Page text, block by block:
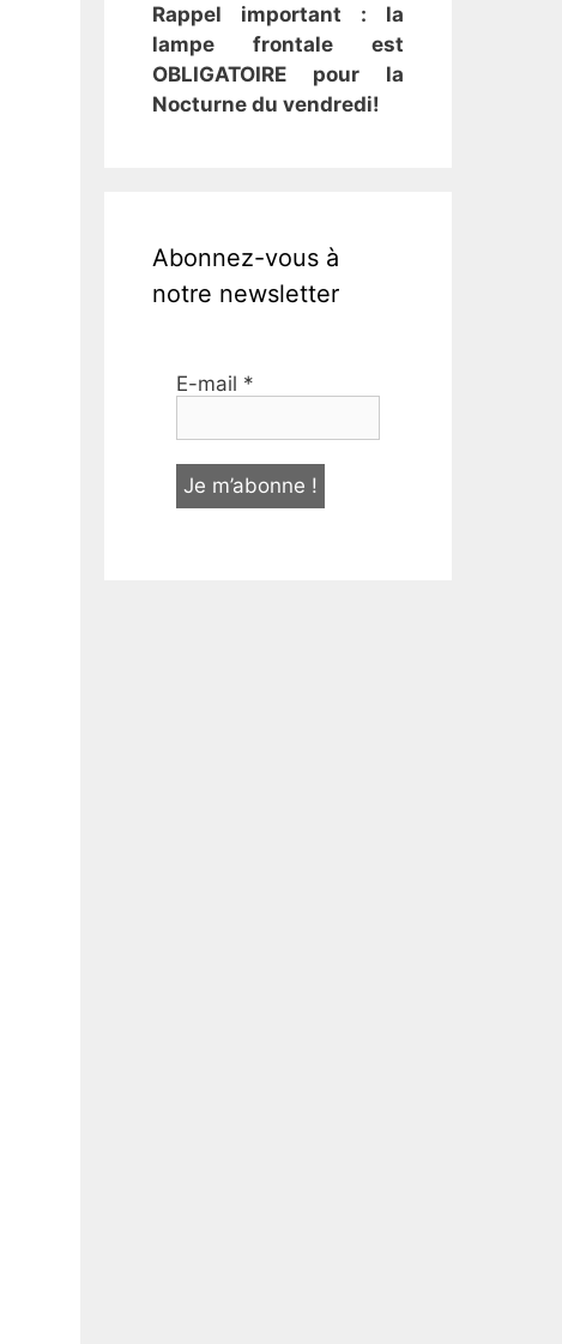
Rappel important : la
lampe frontale est
OBLIGATOIRE pour la
Nocturne du vendredi!
Abonnez-vous à
notre newsletter
E-mail *